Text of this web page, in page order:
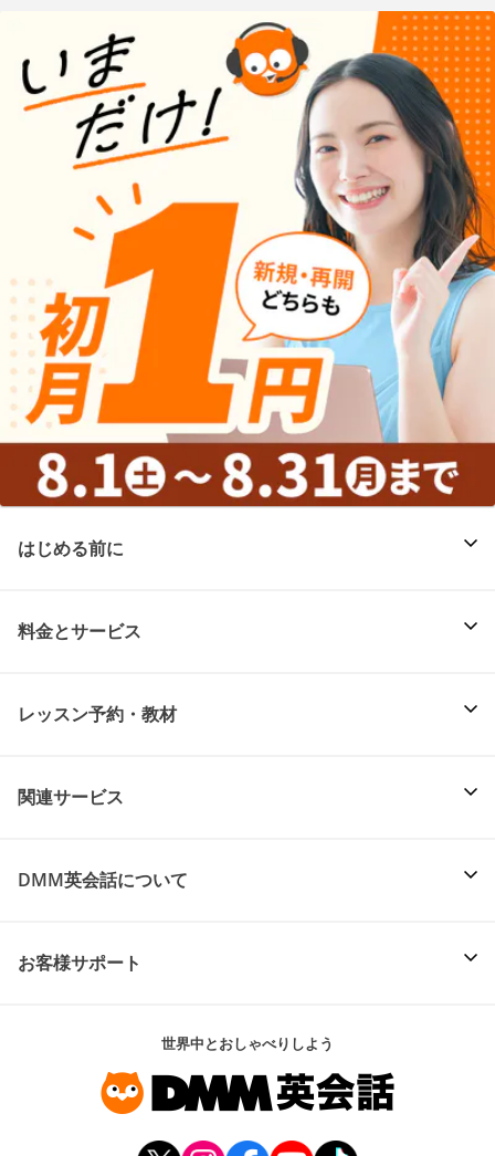
はじめる前に
料金とサービス
レッスン予約・教材
関連サービス
DMM英会話について
お客様サポート
世界中とおしゃべりしよう